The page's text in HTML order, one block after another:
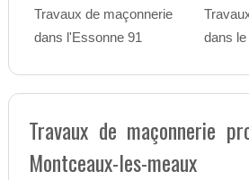
Travaux de maçonnerie
dans l'Essonne 91
dans
Travaux de maçonnerie
Montceaux-les-meaux